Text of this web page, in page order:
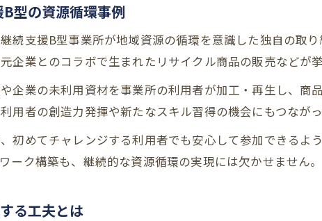
工賃向上を目指す方に就労継続支援B型の選び方
工賃向上に強い就労継続支援B型の特徴とは
就労継続支援B型で工賃アップを実現する
工賃向上を狙うための就労継続支援B型選
就労継続支援B型の工賃実態と安定性のポ
自分に合う就労継続支援B型の選び方と比
就労継続支援B型におけるITスキル活用事例紹介
型の資源循環事例
続支援B型事業所が地域資源の循環を意識した独自の取
企業とのコラボで生まれたリサイクル商品の販売などが挙
企業の未利用資材を事業所の利用者が加工・再生し、商
用者の創造力発揮や新たなスキル習得の機会にもつながっ
初めてチャレンジする利用者でも安心して参加できるよ
ーク構築も、継続的な資源循環の実現には欠かせません。
る工夫とは